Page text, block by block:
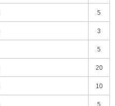
5
3
5
20
10
5